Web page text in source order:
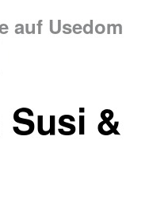
auf Usedom
Susi &